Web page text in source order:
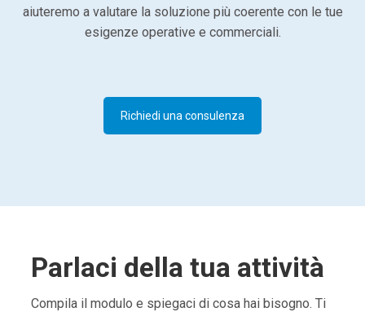
aiuteremo a valutare la soluzione più coerente con le tue
esigenze operative e commerciali.
Richiedi una consulenza
Parlaci della tua attività
Compila il modulo e spiegaci di cosa hai bisogno. Ti